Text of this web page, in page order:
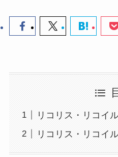
リコリス・リコイ
リコリス・リコイ